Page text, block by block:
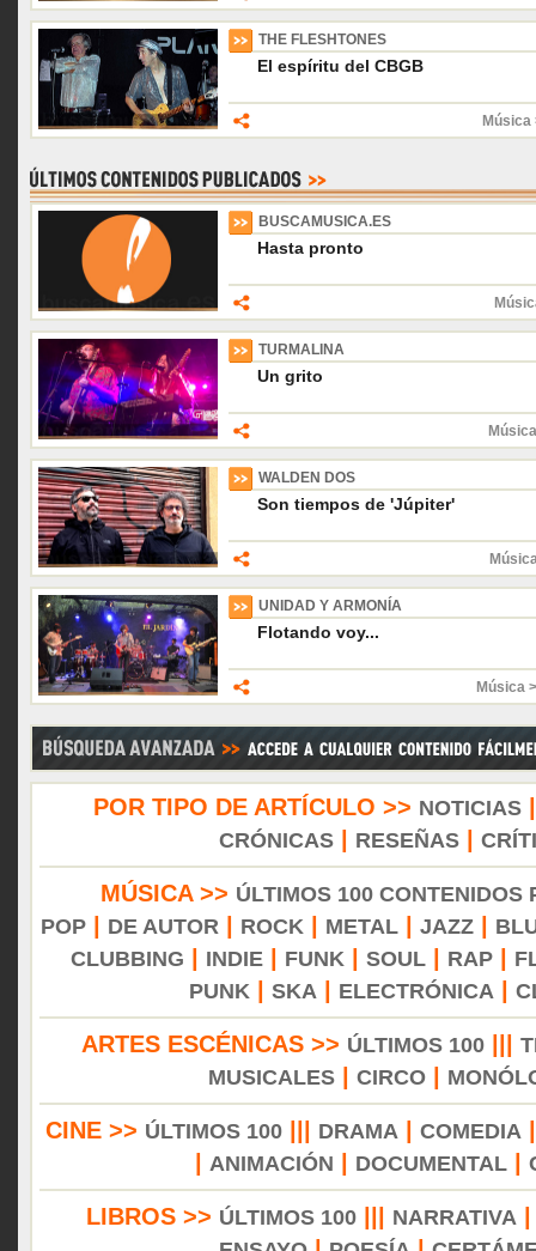
THE FLESHTONES
El espíritu del CBGB
Música
BUSCAMUSICA.ES
Hasta pronto
TURMALINA
Un grito
WALDEN DOS
Son tiempos de 'Júpiter'
UNIDAD Y ARMONÍA
Flotando voy...
Música
POR TIPO DE ARTÍCULO >> NOTICIAS
CRÓNICAS| RESEÑAS|
MÚSICA >> ÚLTIMOS 100 CONTENIDOS
POP| DE AUTOR ROCK METAL| JAZZ|
CLUBBING
INDIE| FUNK SOUL| RAP|
PUNK
SKA ELECTRÓNICA
ARTES ESCÉNICAS >> ÚLTIMOS 100
MUSICALES
CIRCO
CINE >> ÚLTIMOS 100||| DRAMA COMEDIA
ANIMACIÓN DOCUMENTAL|
LIBROS >> ÚLTIMOS 100 NARRATIVA